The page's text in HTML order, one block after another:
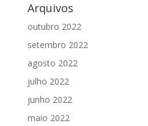
Arquivos
outubro 2022
setembro 2022
agosto 2022
julho 2022
junho 2022
maio 2022